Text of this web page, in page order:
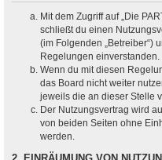
Mit dem Zugriff auf „Die
schließt du einen
(im Folgenden „Betreiber“)
Regelungen einverstanden.
Wenn du mit diesen
das Board nicht weiter
jeweils die an dieser Stelle
Der Nutzungsvertrag wird
von beiden Seiten ohne
werden.